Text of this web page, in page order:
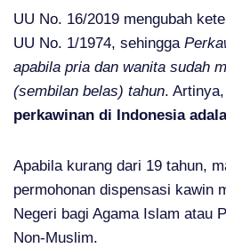
UU No. 16/2019 mengubah
UU No. 1/1974, sehingga
apabila pria dan wanita sudah
(sembilan belas) tahun. Artinya,
perkawinan di Indonesia
Apabila kurang dari 19 tahun,
permohonan dispensasi kawin
Negeri bagi Agama Islam atau
Non-Muslim.